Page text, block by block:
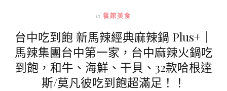
In 餐館美食
台中吃到飽 新馬辣經典麻辣鍋 Plus+｜
馬辣集團台中第一家，台中麻辣火鍋吃
到飽，和牛、海鮮、干貝、32款哈根達
斯/莫凡彼吃到飽超滿足！！